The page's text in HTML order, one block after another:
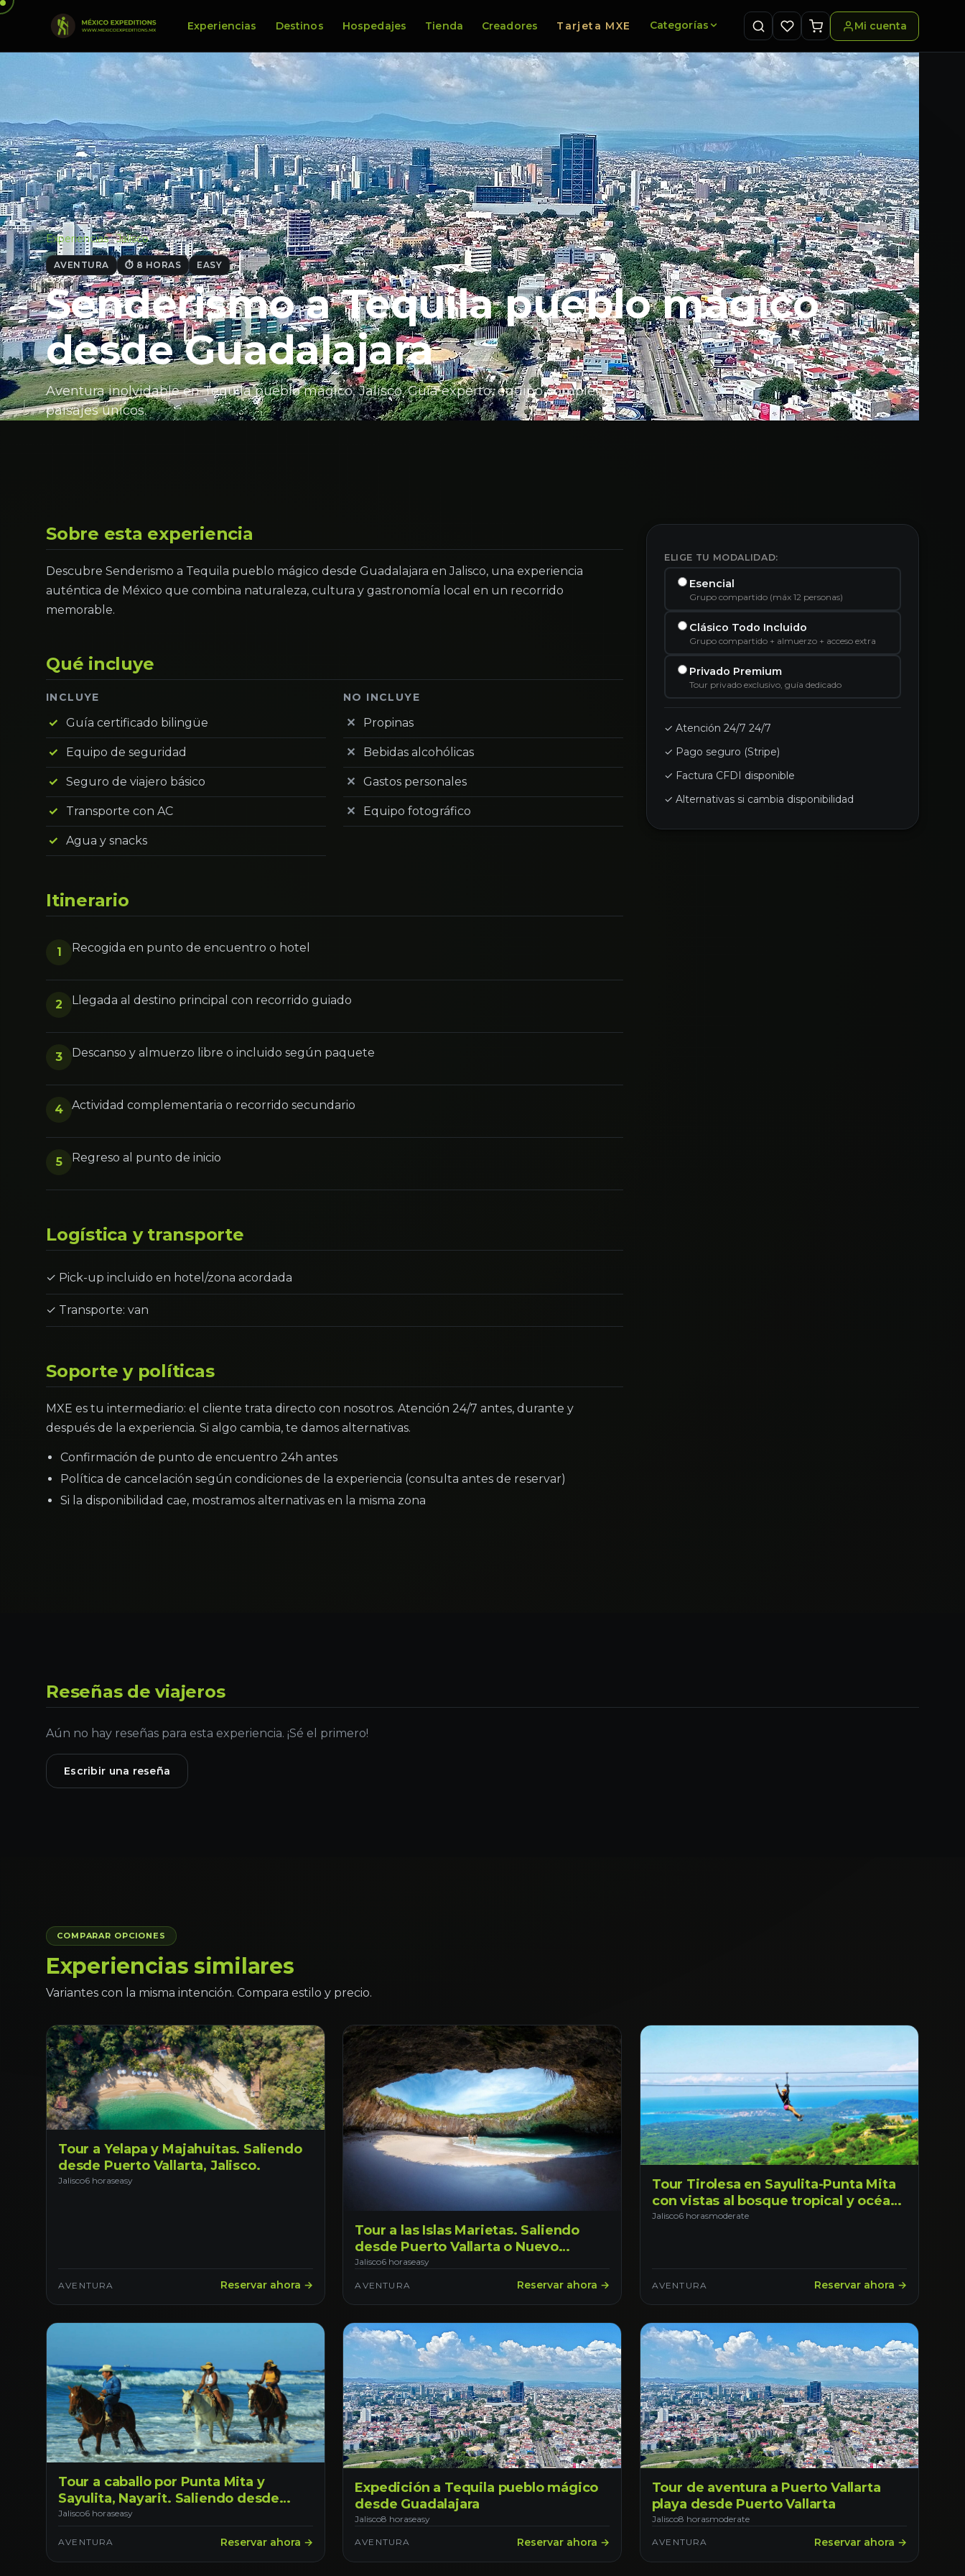
Experiencias Destinos Hospedajes Tienda Creadores Tarjeta MXE Categorías Mi cuenta
Experiencias · Jalisco · Senderismo a Tequila pueblo mágico desde…
AVENTURA ⏱ 8 HORAS EASY
Senderismo a Tequila pueblo mágico
desde Guadalajara
Aventura inolvidable en Tequila pueblo mágico, Jalisco. Guía experto, equipo completo y
paisajes únicos.
Sobre esta experiencia
Descubre Senderismo a Tequila pueblo mágico desde Guadalajara en Jalisco, una experiencia
auténtica de México que combina naturaleza, cultura y gastronomía local en un recorrido
memorable.
Qué incluye
INCLUYE
Guía certificado bilingüe
Equipo de seguridad
Seguro de viajero básico
Transporte con AC
Agua y snacks
NO INCLUYE
Propinas
Bebidas alcohólicas
Gastos personales
Equipo fotográfico
Itinerario
1 Recogida en punto de encuentro o hotel
2 Llegada al destino principal con recorrido guiado
3 Descanso y almuerzo libre o incluido según paquete
4 Actividad complementaria o recorrido secundario
5 Regreso al punto de inicio
Logística y transporte
✓ Pick-up incluido en hotel/zona acordada
✓ Transporte: van
Soporte y políticas
MXE es tu intermediario: el cliente trata directo con nosotros. Atención 24/7 antes, durante y
después de la experiencia. Si algo cambia, te damos alternativas.
Confirmación de punto de encuentro 24h antes
Política de cancelación según condiciones de la experiencia (consulta antes de reservar)
Si la disponibilidad cae, mostramos alternativas en la misma zona
ELIGE TU MODALIDAD:
Esencial
Grupo compartido (máx 12 personas)
Clásico Todo Incluido
Grupo compartido + almuerzo + acceso extra
Privado Premium
Tour privado exclusivo, guía dedicado
✓ Atención 24/7 24/7
✓ Pago seguro (Stripe)
✓ Factura CFDI disponible
✓ Alternativas si cambia disponibilidad
Reseñas de viajeros
Aún no hay reseñas para esta experiencia. ¡Sé el primero!
Escribir una reseña
COMPARAR OPCIONES
Experiencias similares
Variantes con la misma intención. Compara estilo y precio.
Tour a Yelapa y Majahuitas. Saliendo
desde Puerto Vallarta, Jalisco.
Jalisco6 horaseasy
AVENTURA Reservar ahora →
Tour a las Islas Marietas. Saliendo
desde Puerto Vallarta o Nuevo
Vallarta.
Jalisco6 horaseasy
AVENTURA Reservar ahora →
Tour Tirolesa en Sayulita-Punta Mita
con vistas al bosque tropical y océano
de Nayarit. Saliendo desde Tepic
Jalisco6 horasmoderate
AVENTURA Reservar ahora →
Tour a caballo por Punta Mita y
Sayulita, Nayarit. Saliendo desde
Tepic
Jalisco6 horaseasy
AVENTURA Reservar ahora →
Expedición a Tequila pueblo mágico
desde Guadalajara
Jalisco8 horaseasy
AVENTURA Reservar ahora →
Tour de aventura a Puerto Vallarta
playa desde Puerto Vallarta
Jalisco8 horasmoderate
AVENTURA Reservar ahora →